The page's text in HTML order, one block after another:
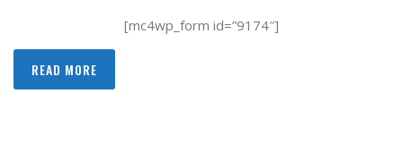
[mc4wp_form id=”9174″]
READ MORE